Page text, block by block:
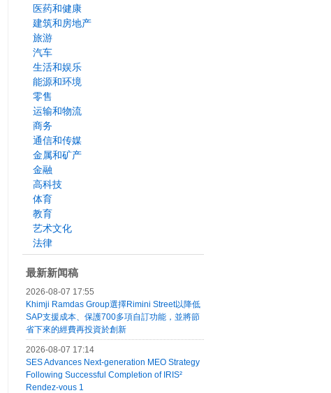
医药和健康
建筑和房地产
旅游
汽车
生活和娱乐
能源和环境
零售
运输和物流
商务
通信和传媒
金属和矿产
金融
高科技
体育
教育
艺术文化
法律
最新新闻稿
2026-08-07 17:55
Khimji Ramdas Group選擇Rimini Street以降低
SAP支援成本、保護700多項自訂功能，並將節
省下來的經費再投資於創新
2026-08-07 17:14
SES Advances Next-generation MEO Strategy
Following Successful Completion of IRIS²
Rendez-vous 1